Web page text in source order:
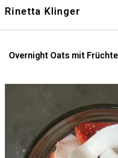
Skip
to
content
Rinetta Klinger
Overnight Oats mit